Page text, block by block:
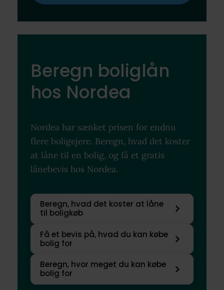
Beregn boliglån
hos Nordea
Nordea har sænket prisen for endnu
flere boligejere. Beregn, hvad det koster
at låne til en bolig, og få et gratis
lånebevis hos Nordea.
Beregn, hvad det koster at låne
til boligkøb
Få et bevis på, hvad du kan købe
bolig for
Beregn, hvor meget du kan købe
bolig for